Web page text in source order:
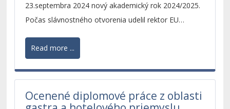
23.septembra 2024 nový akademický rok 2024/2025.
Počas slávnostného otvorenia udelil rektor EU
publikačnú činnosť“ a ,,Cenu rektora Ekonomickej
Read more ...
Ocenené diplomové práce z oblasti